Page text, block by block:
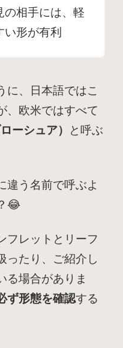
の相手には、軽
い形が有利
に、日本語ではこ
欧米ではすべて
ーシュア）
と呼ぶ
違う名前で呼ぶよ
😂
フレットとリーフ
ったり、ご紹介し
る場合がありま
ず形態を確認する